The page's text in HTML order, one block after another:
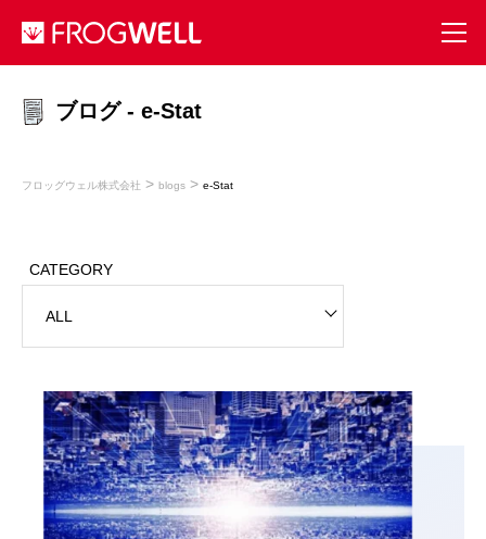
ブログ - e-Stat
フロッグウェル株式会社 > blogs > e-Stat
CATEGORY